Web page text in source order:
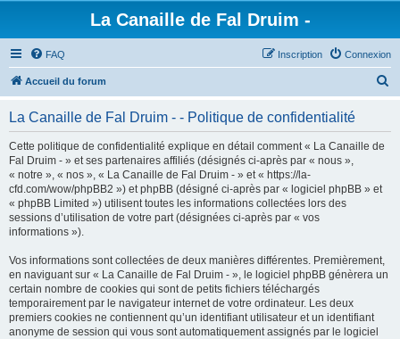
La Canaille de Fal Druim -
FAQ Connexion
Inscription
Accueil du forum
La Canaille de Fal Druim - - Politique de confidentialité
Cette politique de confidentialité explique en détail comment « La Canaille de
Fal Druim - » et ses partenaires affiliés (désignés ci-après par « nous »,
« notre », « nos », « La Canaille de Fal Druim - » et « https://la-
cfd.com/wow/phpBB2 ») et phpBB (désigné ci-après par « logiciel phpBB » et
« phpBB Limited ») utilisent toutes les informations collectées lors des
sessions d’utilisation de votre part (désignées ci-après par « vos
informations »).
Vos informations sont collectées de deux manières différentes. Premièrement,
en naviguant sur « La Canaille de Fal Druim - », le logiciel phpBB génèrera un
certain nombre de cookies qui sont de petits fichiers téléchargés
temporairement par le navigateur internet de votre ordinateur. Les deux
premiers cookies ne contiennent qu’un identifiant utilisateur et un identifiant
anonyme de session qui vous sont automatiquement assignés par le logiciel